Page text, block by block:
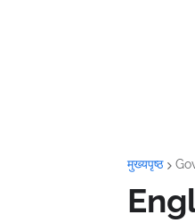
मुख्यपृष्ठ